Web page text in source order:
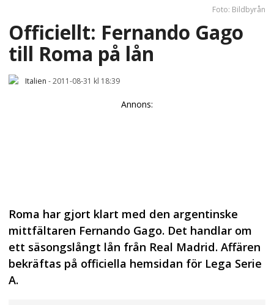
Foto: Bildbyrån
Officiellt: Fernando Gago
till Roma på lån
Italien -2011-08-31 kl 18:39
Annons:
Roma har gjort klart med den argentinske
mittfältaren Fernando Gago. Det handlar om
ett säsongslångt lån från Real Madrid. Affären
bekräftas på officiella hemsidan för Lega Serie
A.